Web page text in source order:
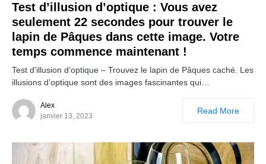
Test d’illusion d’optique : Vous avez
seulement 22 secondes pour trouver le
lapin de Pâques dans cette image. Votre
temps commence maintenant !
Test d’illusion d’optique – Trouvez le lapin de Pâques caché. Les
illusions d’optique sont des images fascinantes qui…
Alex
janvier 13, 2023
Read More